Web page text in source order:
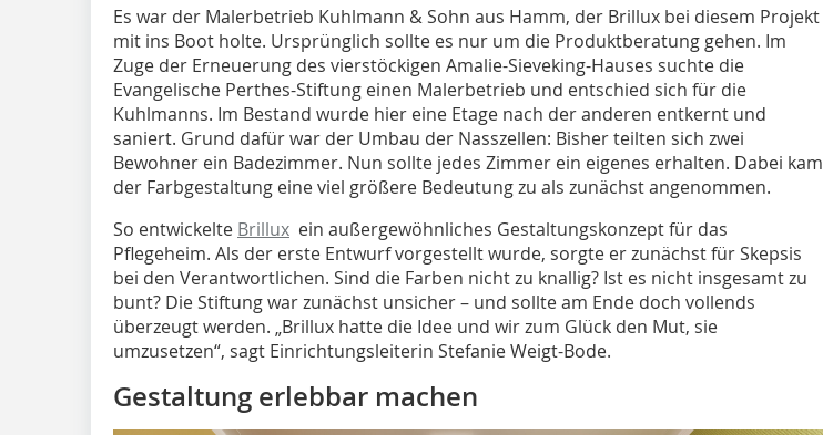
Es war der Malerbetrieb Kuhlmann & Sohn aus Hamm, der Brillux bei diesem Projekt
mit ins Boot holte. Ursprünglich sollte es nur um die Produktberatung gehen. Im
Zuge der Erneuerung des vierstöckigen Amalie-Sieveking-Hauses suchte die
Evangelische Perthes-Stiftung einen Malerbetrieb und entschied sich für die
Kuhlmanns. Im Bestand wurde hier eine Etage nach der anderen entkernt und
saniert. Grund dafür war der Umbau der Nasszellen: Bisher teilten sich zwei
Bewohner ein Badezimmer. Nun sollte jedes Zimmer ein eigenes erhalten. Dabei kam
der Farbgestaltung eine viel größere Bedeutung zu als zunächst angenommen.
So entwickelte Brillux ein außergewöhnliches Gestaltungskonzept für das
Pflegeheim. Als der erste Entwurf vorgestellt wurde, sorgte er zunächst für Skepsis
bei den Verantwortlichen. Sind die Farben nicht zu knallig? Ist es nicht insgesamt zu
bunt? Die Stiftung war zunächst unsicher – und sollte am Ende doch vollends
überzeugt werden. „Brillux hatte die Idee und wir zum Glück den Mut, sie
umzusetzen“, sagt Einrichtungsleiterin Stefanie Weigt-Bode.
Gestaltung erlebbar machen